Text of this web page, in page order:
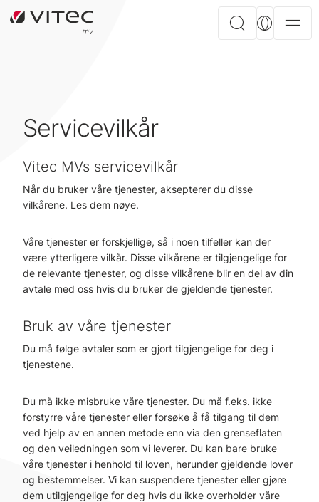
Servicevilkår
Vitec MVs servicevilkår
Når du bruker våre tjenester, aksepterer du disse
vilkårene. Les dem nøye.
Våre tjenester er forskjellige, så i noen tilfeller kan der
være ytterligere vilkår. Disse vilkårene er tilgjengelige for
de relevante tjenester, og disse vilkårene blir en del av din
avtale med oss hvis du bruker de gjeldende tjenester.
Bruk av våre tjenester
Du må følge avtaler som er gjort tilgjengelige for deg i
tjenestene.
Du må ikke misbruke våre tjenester. Du må f.eks. ikke
forstyrre våre tjenester eller forsøke å få tilgang til dem
ved hjelp av en annen metode enn via den grenseflaten
og den veiledningen som vi leverer. Du kan bare bruke
våre tjenester i henhold til loven, herunder gjeldende lover
og bestemmelser. Vi kan suspendere tjenester eller gjøre
dem utilgjengelige for deg hvis du ikke overholder våre